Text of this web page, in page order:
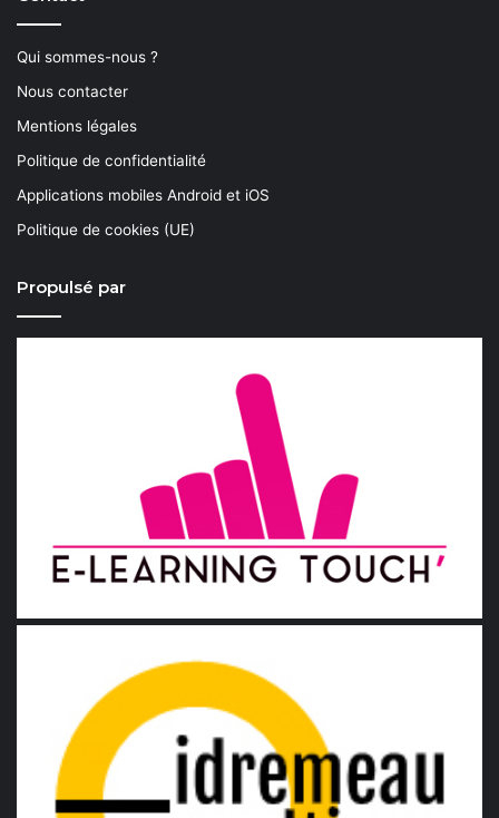
Qui sommes-nous ?
Nous contacter
Mentions légales
Politique de confidentialité
Applications mobiles Android et iOS
Politique de cookies (UE)
Propulsé par